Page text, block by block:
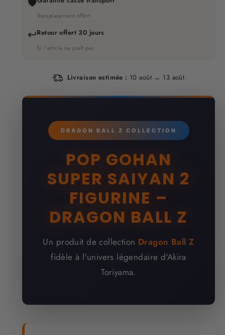
Remplacement offert
↩️Retour offert 30 jours
Si l'article ne plaît pas
Livraison estimée : 10 août → 13 août
DRAGON BALL Z COLLECTION
POP GOHAN
SUPER SAIYAN 2
FIGURINE –
DRAGON BALL Z
Un produit de collection Dragon Ball Z
fidèle à l'univers légendaire d'Akira
Toriyama.